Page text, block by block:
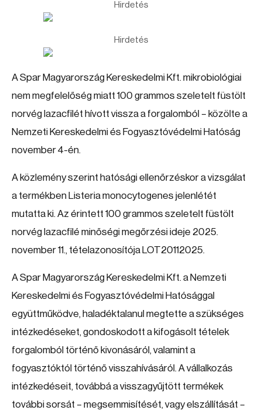
Hirdetés
Hirdetés
A Spar Magyarország Kereskedelmi Kft. mikrobiológiai
nem megfelelőség miatt 100 grammos szeletelt füstölt
norvég lazacfilét hívott vissza a forgalomból – közölte a
Nemzeti Kereskedelmi és Fogyasztóvédelmi Hatóság
november 4-én.
A közlemény szerint hatósági ellenőrzéskor a vizsgálat
a termékben Listeria monocytogenes jelenlétét
mutatta ki. Az érintett 100 grammos szeletelt füstölt
norvég lazacfilé minőségi megőrzési ideje 2025.
november 11., tételazonosítója LOT20112025.
A Spar Magyarország Kereskedelmi Kft. a Nemzeti
Kereskedelmi és Fogyasztóvédelmi Hatósággal
együttműködve, haladéktalanul megtette a szükséges
intézkedéseket, gondoskodott a kifogásolt tételek
forgalomból történő kivonásáról, valamint a
fogyasztóktól történő visszahívásáról. A vállalkozás
intézkedéseit, továbbá a visszagyűjtött termékek
további sorsát – megsemmisítését, vagy elszállítását –